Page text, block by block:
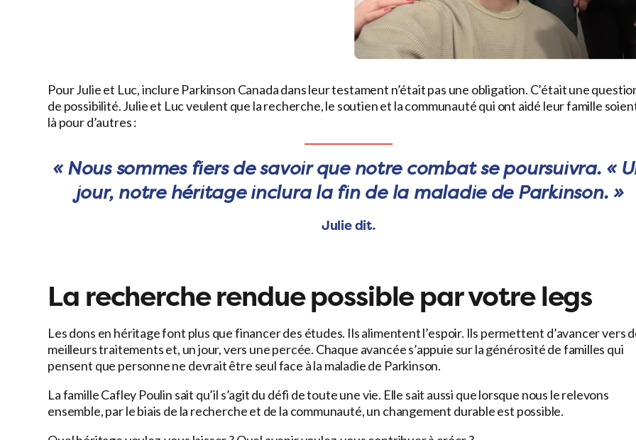
Pour Julie et Luc, inclure Parkinson Canada dans leur testament n’était pas une obligation. C’était une
de possibilité. Julie et Luc veulent que la recherche, le soutien et la communauté qui ont aidé leur famille
là pour d’autres :
« Nous sommes fiers de savoir que notre combat se poursuivra. «
jour, notre héritage inclura la fin de la maladie de Parkinson. »
Julie dit.
La recherche rendue possible par votre legs
Les dons en héritage font plus que financer des études. Ils alimentent l’espoir. Ils permettent d’avancer vers
meilleurs traitements et, un jour, vers une percée. Chaque avancée s’appuie sur la générosité de familles qui
pensent que personne ne devrait être seul face à la maladie de Parkinson.
La famille Cafley Poulin sait qu’il s’agit du défi de toute une vie. Elle sait aussi que lorsque nous le relevons
ensemble, par le biais de la recherche et de la communauté, un changement durable est possible.